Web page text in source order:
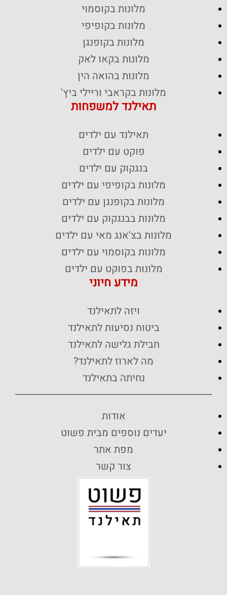
מלונות בקוסמוי
מלונות בקופיפי
מלונות בקופנגן
מלונות בקאו לאק
מלונות בהואה הין
מלונות בקראבי וריילי ביץ'
תאילנד למשפחות
תאילנד עם ילדים
פוקט עם ילדים
בנגקוק עם ילדים
מלונות בקופיפי עם ילדים
מלונות בקופנגן עם ילדים
מלונות בבנגקוק עם ילדים
מלונות בצ'אנג מאי עם ילדים
מלונות בקוסמוי עם ילדים
מלונות בפוקט עם ילדים
מידע חיוני
ויזה לתאילנד
ביטוח נסיעות לתאילנד
חבילת גלישה לתאילנד
מה לארוז לתאילנד?
נחיתה בתאילנד
אודות
יעדים נוספים מבית פשוט
מפת אתר
צור קשר